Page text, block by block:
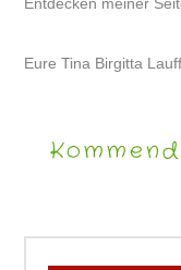
Eure Tina Birgitta